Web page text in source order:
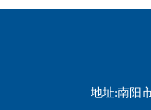
地址:南阳